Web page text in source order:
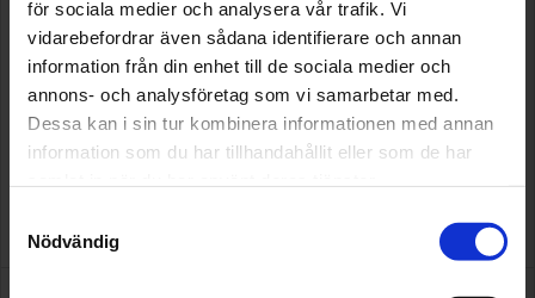
för sociala medier och analysera vår trafik. Vi
vidarebefordrar även sådana identifierare och annan
information från din enhet till de sociala medier och
annons- och analysföretag som vi samarbetar med.
Dessa kan i sin tur kombinera informationen med annan
information som du har tillhandahållit eller som de har
Nödvändig
verkstaden finner du även rutinerade teknikern Magnus
talet. Ernqvists Bilverkstad har stort Volvokunnande, då
man varit Auktoriserad Volvoverkstad sedan början på
60-talet fram till 2012, men vi tar självklart emot alla
sorters bilar för service och reparation. Medlem i MRF